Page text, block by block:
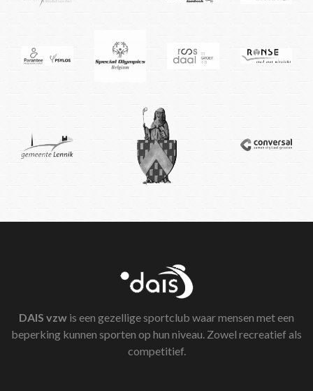
DAIS vzw is een gezellige sportclub waar mensen met een
beperking kunnen sporten op hun niveau. Zowel recreatief als
competitief.